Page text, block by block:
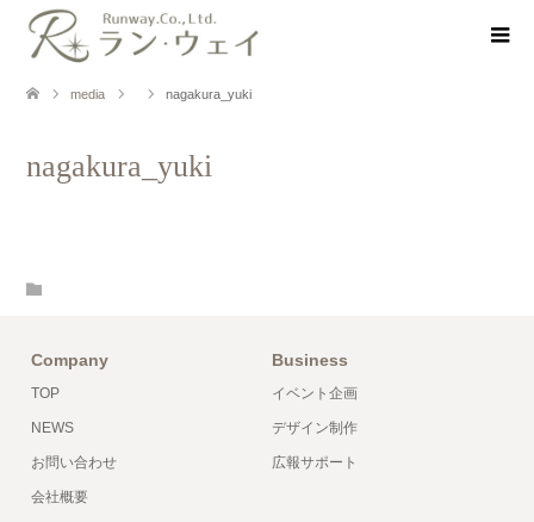
media nagakura_yuki
nagakura_yuki
Company
TOP
NEWS
お問い合わせ
会社概要
Business
イベント企画
デザイン制作
広報サポート